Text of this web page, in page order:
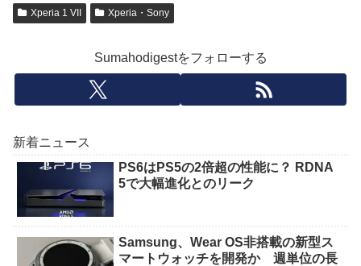
Xperia 1 VII Xperia・Sony
Sumahodigestをフォローする
新着ニュース
PS6はPS5の2倍超の性能に？ RDNA
5で大幅進化とのリーク
Samsung、Wear OS非搭載の新型ス
マートウォッチを開発か 週単位の長